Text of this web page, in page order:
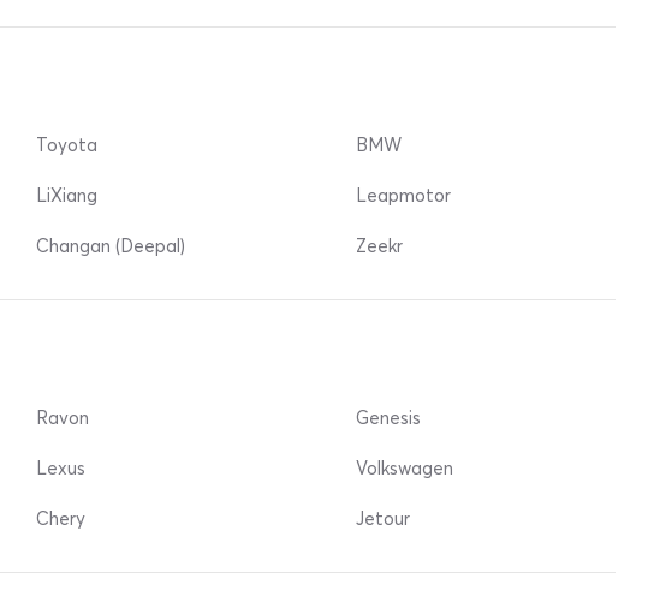
Toyota
LiXiang
Changan (Deepal)
BMW
Leapmotor
Zeekr
Ravon
Lexus
Chery
Genesis
Volkswagen
Jetour